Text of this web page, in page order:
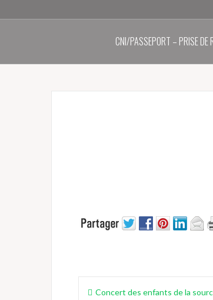
CNI/PASSEPORT – PRISE DE
Navigation
Concert des enfants de la